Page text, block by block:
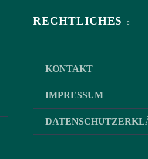
RECHTLICHES
KONTAKT
IMPRESSUM